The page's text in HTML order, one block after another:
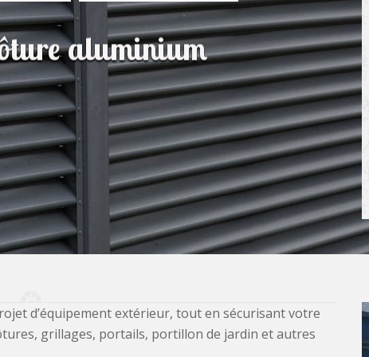
aluminium
d’équipement extérieur, tout en sécurisant votre
grillages, portails, portillon de jardin et autres